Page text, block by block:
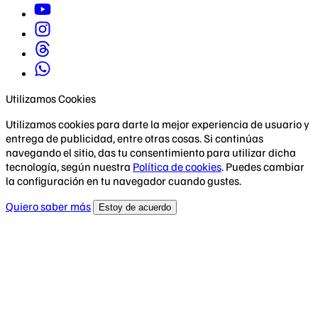
Utilizamos Cookies
Utilizamos cookies para darte la mejor experiencia de usuario y
entrega de publicidad, entre otras cosas. Si continúas
navegando el sitio, das tu consentimiento para utilizar dicha
tecnología, según nuestra Política de cookies. Puedes cambiar
la configuración en tu navegador cuando gustes.
Quiero saber más
Estoy de acuerdo